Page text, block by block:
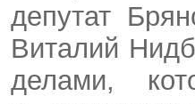
депутат
Виталий
делами,